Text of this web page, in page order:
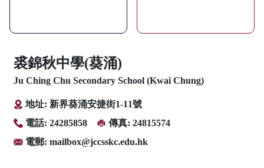
裘錦秋中學(葵涌)
Ju Ching Chu Secondary School (Kwai Chung)
地址: 新界葵涌安捷街1-11號
電話: 24285858
傳真: 24815574
電郵: mailbox@jccsskc.edu.hk